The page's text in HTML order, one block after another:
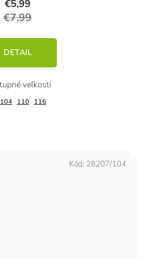
€5,99
€7,99
DETAIL
104 110 116
Kód: 28207/104